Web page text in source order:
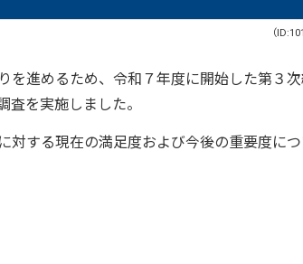
（
進めるため、令和７年度に開始した第３
を実施しました。
する現在の満足度および今後の重要度に